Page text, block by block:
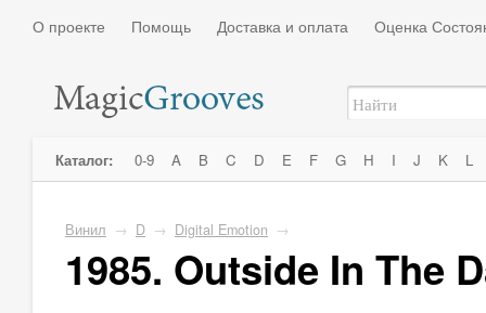
О проекте Помощь Доставка и оплата Оценка
Каталог: 0-9 A B C D E F G H I J K L
Винил → D → Digital Emotion →
1985. Outside In The